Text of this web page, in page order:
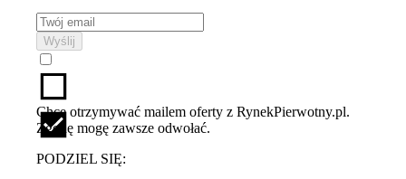
Wyślij
Chcę otrzymywać mailem oferty z RynekPierwotny.pl.
Zgodę mogę zawsze odwołać.
PODZIEL SIĘ: